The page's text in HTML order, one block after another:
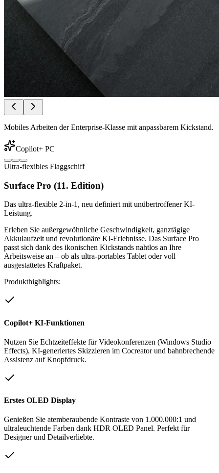
Mobiles Arbeiten der Enterprise-Klasse mit anpassbarem Kickstand.
Copilot+ PC
Ultra-flexibles Flaggschiff
Surface Pro (11. Edition)
Das ultra-flexible 2-in-1, neu definiert mit unübertroffener KI-
Leistung.
Erleben Sie außergewöhnliche Geschwindigkeit, ganztägige
Akkulaufzeit und revolutionäre KI-Erlebnisse. Das Surface Pro
passt sich dank des ikonischen Kickstands nahtlos an Ihre
Arbeitsweise an – ob als ultra-portables Tablet oder voll
ausgestattetes Kraftpaket.
Produkthighlights:
Copilot+ KI-Funktionen
Nutzen Sie Echtzeiteffekte für Videokonferenzen (Windows Studio
Effects), KI-generiertes Skizzieren im Cocreator und bahnbrechende
Assistenz auf Knopfdruck.
Erstes OLED Display
Genießen Sie atemberaubende Kontraste von 1.000.000:1 und
ultraleuchtende Farben dank HDR OLED Panel. Perfekt für
Designer und Detailverliebte.